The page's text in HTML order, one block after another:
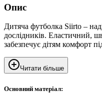
Опис
Дитяча футболка Siirto –
дослідників. Еластичний,
забезпечує дітям комфорт
Читати більше
Основний матеріал: